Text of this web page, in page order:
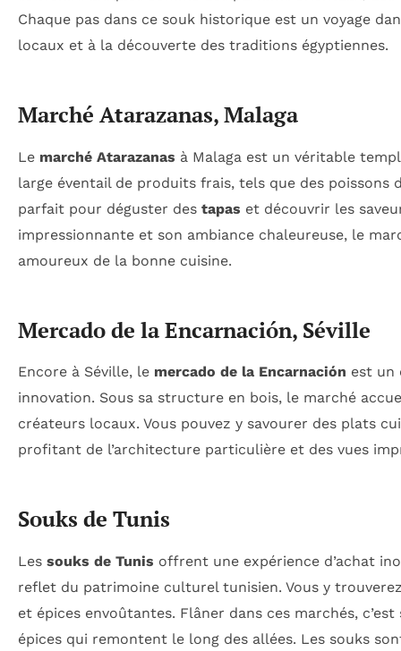
Chaque pas dans ce souk historique est un voyage
locaux et à la découverte des traditions égyptiennes.
Marché Atarazanas, Malaga
Le marché Atarazanas à Malaga est un véritable
large éventail de produits frais, tels que des poissons
parfait pour déguster des tapas et découvrir les
impressionnante et son ambiance chaleureuse, le
amoureux de la bonne cuisine.
Mercado de la Encarnación, Séville
Encore à Séville, le mercado de la Encarnación est un
innovation. Sous sa structure en bois, le marché
créateurs locaux. Vous pouvez y savourer des plats
profitant de l’architecture particulière et des vues
Souks de Tunis
Les souks de Tunis offrent une expérience d’achat
reflet du patrimoine culturel tunisien. Vous y
et épices envoûtantes. Flâner dans ces marchés,
épices qui remontent le long des allées. Les souks